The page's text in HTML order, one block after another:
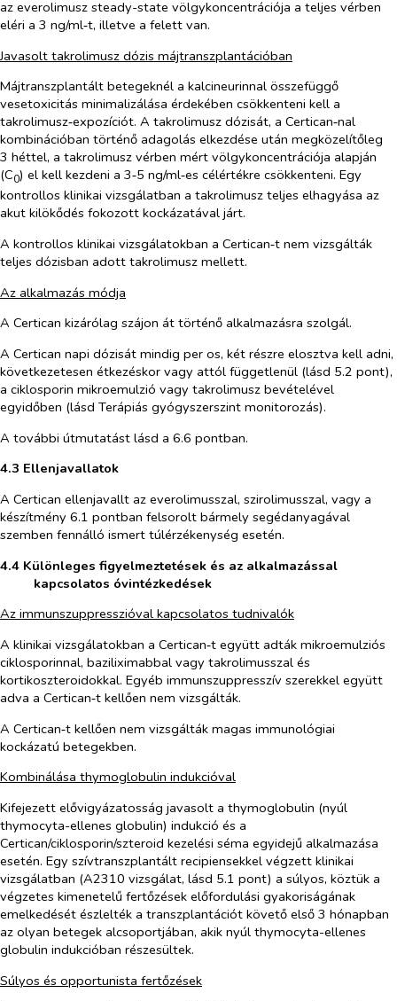
az everolimusz steady-state völgykoncentrációja a teljes vérben
eléri a 3 ng/ml‑t, illetve a felett van.
Javasolt takrolimusz dózis májtranszplantációban
Májtranszplantált betegeknél a kalcineurinnal összefüggő
vesetoxicitás minimalizálása érdekében csökkenteni kell a
takrolimusz‑expozíciót. A takrolimusz dózisát, a Certican‑nal
kombinációban történő adagolás elkezdése után megközelítőleg
3 héttel, a takrolimusz vérben mért völgykoncentrációja alapján
(C0) el kell kezdeni a 3‑5 ng/ml‑es célértékre csökkenteni. Egy
kontrollos klinikai vizsgálatban a takrolimusz teljes elhagyása az
akut kilökődés fokozott kockázatával járt.
A kontrollos klinikai vizsgálatokban a Certican‑t nem vizsgálták
teljes dózisban adott takrolimusz mellett.
Az alkalmazás módja
A Certican kizárólag szájon át történő alkalmazásra szolgál.
A Certican napi dózisát mindig per os, két részre elosztva kell adni,
következetesen étkezéskor vagy attól függetlenül (lásd 5.2 pont),
a ciklosporin mikroemulzió vagy takrolimusz bevételével
egyidőben (lásd Terápiás gyógyszerszint monitorozás).
A további útmutatást lásd a 6.6 pontban.
4.3 Ellenjavallatok
A Certican ellenjavallt az everolimusszal, szirolimusszal, vagy a
készítmény 6.1 pontban felsorolt bármely segédanyagával
szemben fennálló ismert túlérzékenység esetén.
4.4 Különleges figyelmeztetések és az alkalmazással
kapcsolatos óvintézkedések
Az immunszuppresszióval kapcsolatos tudnivalók
A klinikai vizsgálatokban a Certican‑t együtt adták mikroemulziós
ciklosporinnal, baziliximabbal vagy takrolimusszal és
kortikoszteroidokkal. Egyéb immunszuppresszív szerekkel együtt
adva a Certican‑t kellően nem vizsgálták.
A Certican‑t kellően nem vizsgálták magas immunológiai
kockázatú betegekben.
Kombinálása thymoglobulin indukcióval
Kifejezett elővigyázatosság javasolt a thymoglobulin (nyúl
thymocyta-ellenes globulin) indukció és a
Certican/ciklosporin/szteroid kezelési séma egyidejű alkalmazása
esetén. Egy szívtranszplantált recipiensekkel végzett klinikai
vizsgálatban (A2310 vizsgálat, lásd 5.1 pont) a súlyos, köztük a
végzetes kimenetelű fertőzések előfordulási gyakoriságának
emelkedését észlelték a transzplantációt követő első 3 hónapban
az olyan betegek alcsoportjában, akik nyúl thymocyta-ellenes
globulin indukcióban részesültek.
Súlyos és opportunista fertőzések